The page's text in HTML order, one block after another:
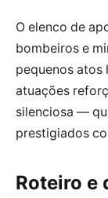
O elenco de
bombeiros e
pequenos atos
atuações
silenciosa —
prestigiados
Roteiro e